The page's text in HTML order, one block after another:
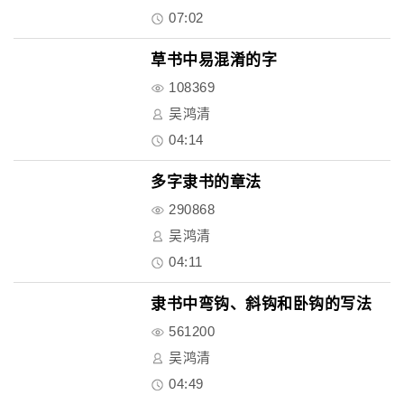
07:02
草书中易混淆的字
108369
吴鸿清
04:14
多字隶书的章法
290868
吴鸿清
04:11
隶书中弯钩、斜钩和卧钩的写法
561200
吴鸿清
04:49